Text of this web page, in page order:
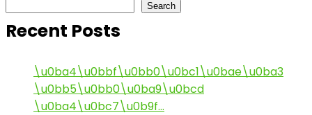
Search
Recent Posts
\u0ba4\u0bbf\u0bb0\u0bc1\u0bae\u0ba3
\u0bb5\u0bb0\u0ba9\u0bcd
\u0ba4\u0bc7\u0b9f…